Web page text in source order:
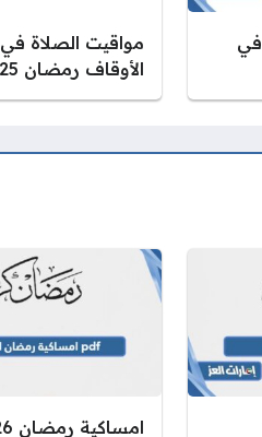
في
مواقيت الصلاة
الأوقاف رمضان 2025